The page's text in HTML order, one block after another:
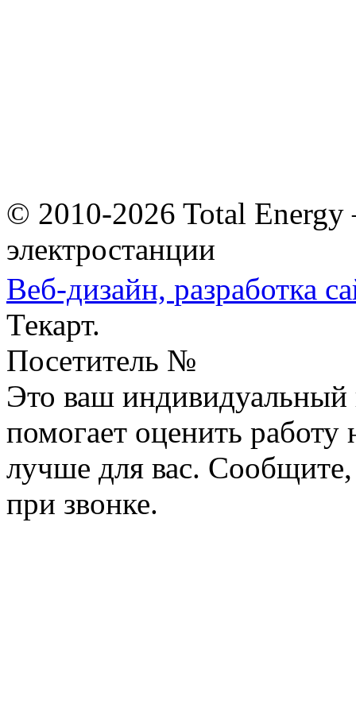
© 2010-2026 Total
электростанции
Веб-дизайн, разработка
Текарт.
Посетитель №
Это ваш
помогает оценить работу
лучше для вас.
при звонке.